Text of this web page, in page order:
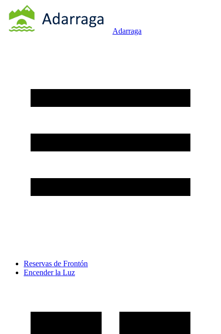
Adarraga
Reservas de Frontón
Encender la Luz